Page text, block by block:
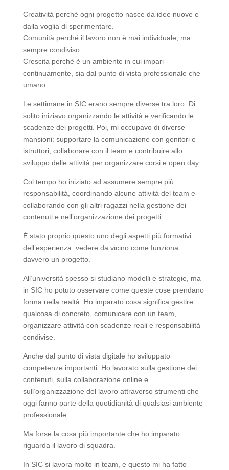
Creatività perché ogni progetto nasce da idee nuove e
dalla voglia di sperimentare.
Comunità perché il lavoro non è mai individuale, ma
sempre condiviso.
Crescita perché è un ambiente in cui impari
continuamente, sia dal punto di vista professionale che
umano.
Le settimane in SIC erano sempre diverse tra loro. Di
solito iniziavo organizzando le attività e verificando le
scadenze dei progetti. Poi, mi occupavo di diverse
mansioni: supportare la comunicazione con genitori e
istruttori, collaborare con il team e contribuire allo
sviluppo delle attività per organizzare corsi e open day.
Col tempo ho iniziato ad assumere sempre più
responsabilità, coordinando alcune attività del team e
collaborando con gli altri ragazzi nella gestione dei
contenuti e nell’organizzazione dei progetti.
È stato proprio questo uno degli aspetti più formativi
dell’esperienza: vedere da vicino come funziona
davvero un progetto.
All’università spesso si studiano modelli e strategie, ma
in SIC ho potuto osservare come queste cose prendano
forma nella realtà. Ho imparato cosa significa gestire
qualcosa di concreto, comunicare con un team,
organizzare attività con scadenze reali e responsabilità
condivise.
Anche dal punto di vista digitale ho sviluppato
competenze importanti. Ho lavorato sulla gestione dei
contenuti, sulla collaborazione online e
sull’organizzazione del lavoro attraverso strumenti che
oggi fanno parte della quotidianità di qualsiasi ambiente
professionale.
Ma forse la cosa più importante che ho imparato
riguarda il lavoro di squadra.
In SIC si lavora molto in team, e questo mi ha fatto